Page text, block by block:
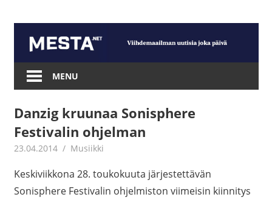
content
Mesta.net
MENU
Danzig kruunaa Sonisphere
Festivalin ohjelman
23.04.2014 mestanet
Musiikki
Keskiviikkona 28. toukokuuta järjestettävän
Sonisphere Festivalin ohjelmiston viimeisin kiinnitys